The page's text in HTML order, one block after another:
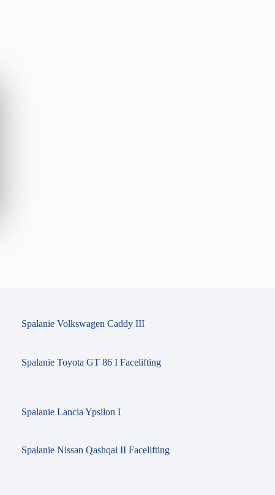
Spalanie Volkswagen Caddy III
Spalanie Toyota GT 86 I Facelifting
Spalanie Lancia Ypsilon I
Spalanie Nissan Qashqai II Facelifting